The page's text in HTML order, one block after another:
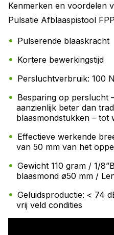
Kenmerken en voordelen
Pulsatie Afblaaspistool
Pulserende blaaskracht
Kortere bewerkingstijd
Persluchtverbruik: 100
Besparing op perslucht
aanzienlijk beter dan
blaasmondstukken – tot
Effectieve werkende
van 50 mm van het
Gewicht 110 gram / 1/
blaasmond ø50 mm /
Geluidsproductie: < 74
vrij veld condities